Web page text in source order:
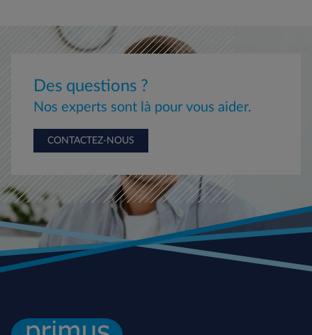
Des questions ?
Nos experts sont là pour vous aider.
CONTACTEZ-NOUS